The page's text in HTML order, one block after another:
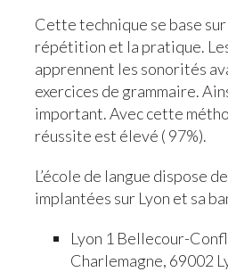
Cette technique se base sur
répétition et la pratique.
apprennent les sonorités
exercices de grammaire.
important. Avec cette
réussite est élevé ( 97%).
L’école de langue dispose
implantées sur Lyon et sa
Lyon 1 Bellecour-
Charlemagne, 69002